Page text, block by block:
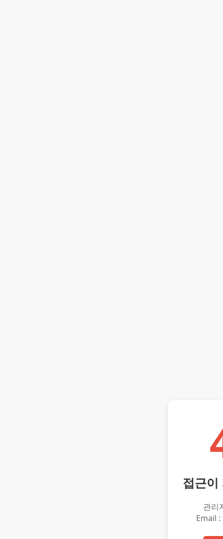
접근이
관리
Email